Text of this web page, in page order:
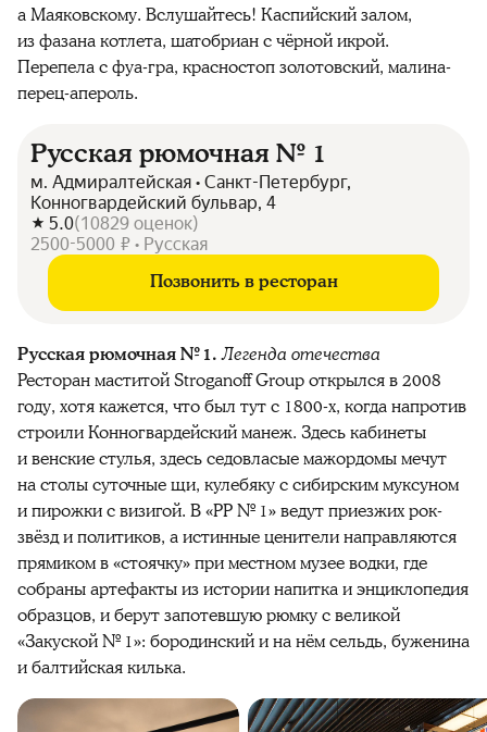
а Маяковскому. Вслушайтесь! Каспийский залом,
из фазана котлета, шатобриан с чёрной икрой.
Перепела с фуа-гра, красностоп золотовский, малина-
перец-апероль.
Русская рюмочная № 1
м. Адмиралтейская • Санкт-Петербург,
Конногвардейский бульвар, 4
5.0(10829 оценок)
2500-5000 ₽ • Русская
Позвонить в ресторан
Русская рюмочная № 1.Легенда отечества
Ресторан маститой Stroganoff Group открылся в 2008
году, хотя кажется, что был тут с 1800-х, когда напротив
строили Конногвардейский манеж. Здесь кабинеты
и венские стулья, здесь седовласые мажордомы мечут
на столы суточные щи, кулебяку с сибирским муксуном
и пирожки с визигой. В «РР № 1» ведут приезжих рок-
звёзд и политиков, а истинные ценители направляются
прямиком в «стоячку» при местном музее водки, где
собраны артефакты из истории напитка и энциклопедия
образцов, и берут запотевшую рюмку с великой
«Закуской № 1»: бородинский и на нём сельдь, буженина
и балтийская килька.